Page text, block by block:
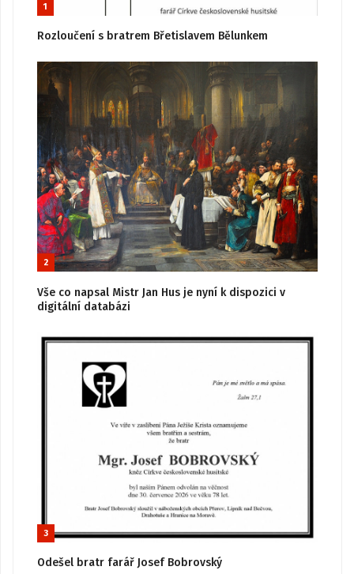
1
Rozloučení s bratrem Břetislavem Bělunkem
2
Vše co napsal Mistr Jan Hus je nyní k dispozici v
digitální databázi
3
Odešel bratr farář Josef Bobrovský